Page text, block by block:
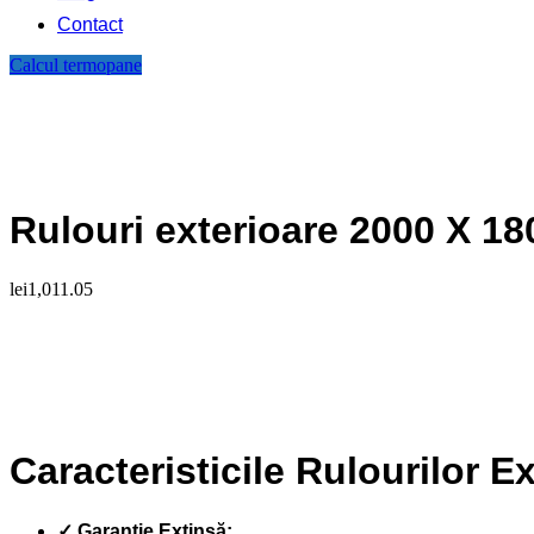
Contact
Calcul termopane
Rulouri exterioare 2000 X
lei1,011.05
Caracteristicile Rulourilor